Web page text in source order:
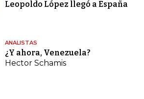
Leopoldo López llegó a España
ANALISTAS
¿Y ahora, Venezuela?
Hector Schamis